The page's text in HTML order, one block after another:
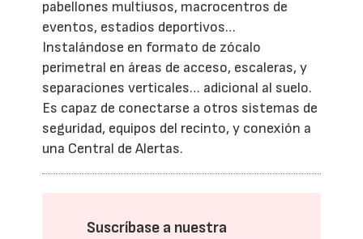
pabellones multiusos, macrocentros de
eventos, estadios deportivos…
Instalándose en formato de zócalo
perimetral en áreas de acceso, escaleras, y
separaciones verticales… adicional al suelo.
Es capaz de conectarse a otros sistemas de
seguridad, equipos del recinto, y conexión a
una Central de Alertas.
Suscríbase a nuestra